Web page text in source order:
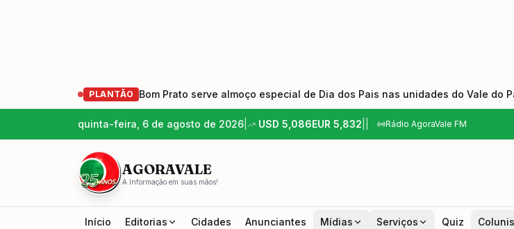
PLANTÃO Bom Prato serve almoço especial de Dia dos Pais nas unidades do Vale do
quinta-feira, 6 de agosto de 2026 USD 5,086EUR 5,832 Rádio AgoraVale FM
AGORAVALE
A Informação em suas mãos!
Início Editorias Cidades Anunciantes Mídias Serviços Quiz